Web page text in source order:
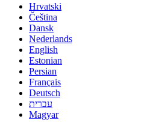
Hrvatski
Čeština
Dansk
Nederlands
English
Estonian
Persian
Français
Deutsch
עברית
Magyar